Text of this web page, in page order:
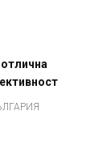
отлична